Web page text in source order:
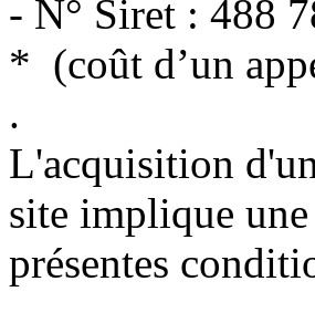
- N° Siret : 488
* (coût d’un
.
L'acquisition
site implique une
présentes